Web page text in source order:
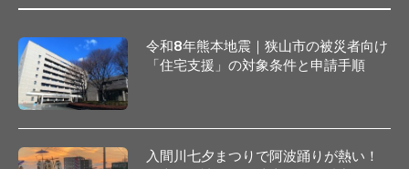
令和8年熊本地震｜狭山市の被災者向け
「住宅支援」の対象条件と申請手順
入間川七夕まつりで阿波踊りが熱い！